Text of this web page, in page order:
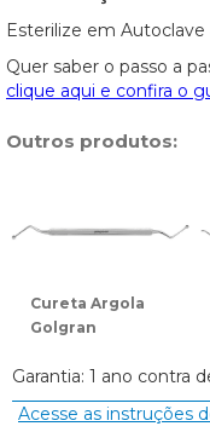
Esterilize em Autoclave
Quer saber o passo a
clique aqui e confira o
Outros produtos:
Cureta Argola
Golgran
Garantia: 1 ano contra
Acesse as instruções